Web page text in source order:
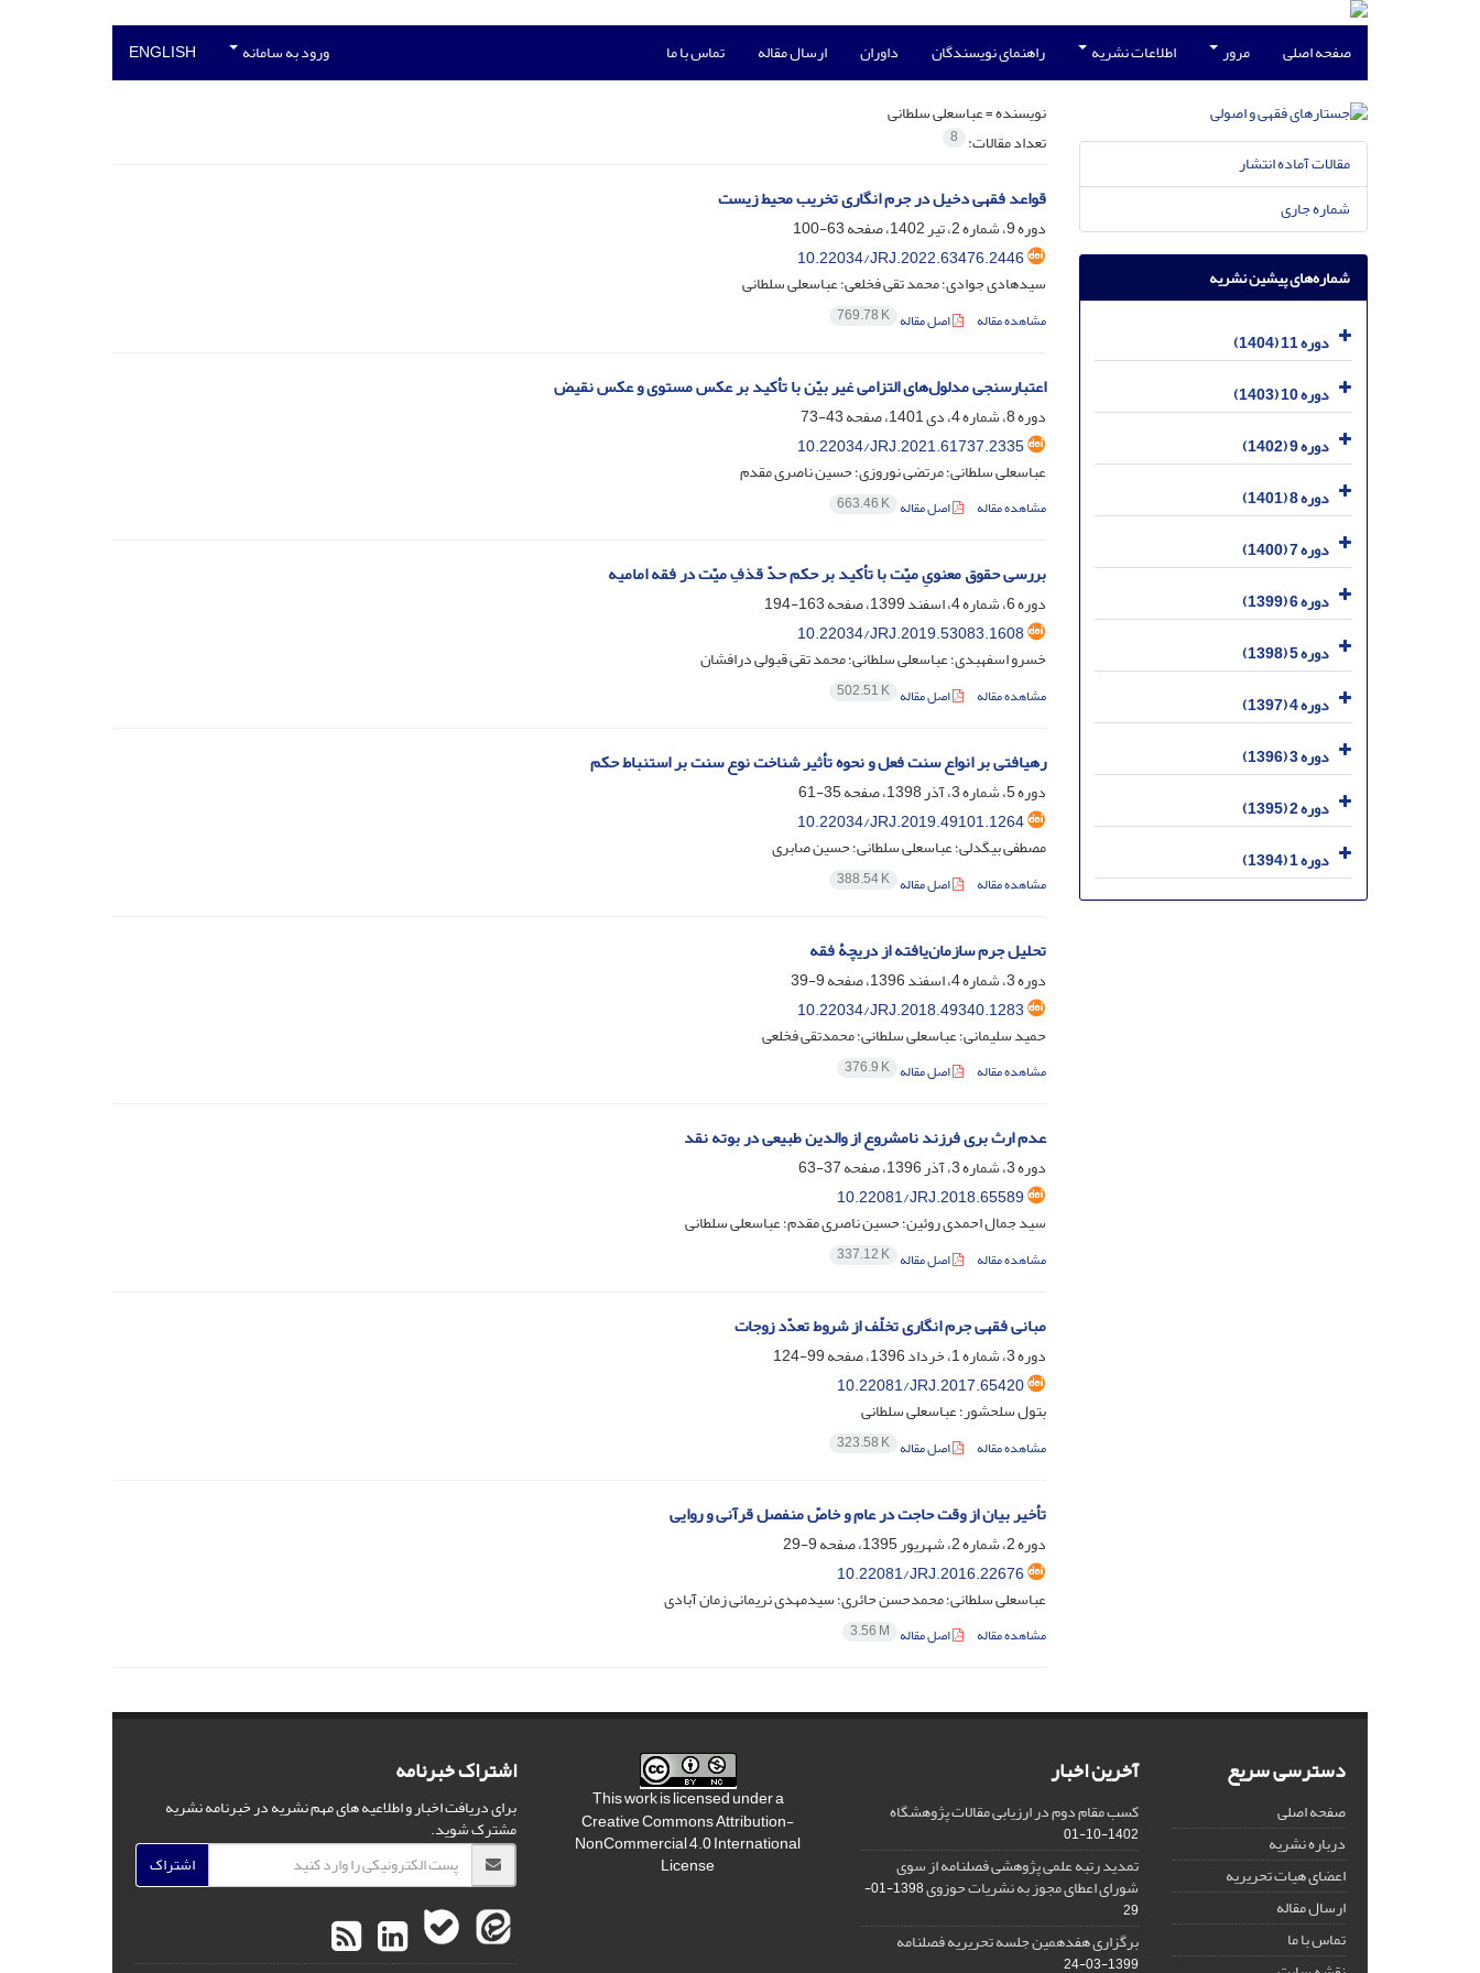
صفحه اصلی مرور اطلاعات نشریه راهنمای نویسندگان داوران ارسال مقاله تماس با ما ورود به سامانه ENGLISH
نویسنده =عباسعلی سلطانی
تعداد مقالات: 8
قواعد فقهی دخیل در جرم انگاری تخریب محیط زیست
دوره 9، شماره 2، تیر 1402، صفحه
63-100
10.22034/JRJ.2022.63476.2446
سیدهادی جوادی؛ محمد تقی فخلعی؛ عباسعلی سلطانی
مشاهده مقاله اصل مقاله 769.78 K
اعتبارسنجی مدلول‌های التزامی غیر بیّن با تأکید بر عکس مستوی و عکس نقیض
دوره 8، شماره 4، دی 1401، صفحه
43-73
10.22034/JRJ.2021.61737.2335
عباسعلی سلطانی؛ مرتضی نوروزی؛ حسین ناصری مقدم
مشاهده مقاله اصل مقاله 663.46 K
بررسی حقوق معنویِ میّت با تأکید بر حکم حدّ قذفِ میّت در فقه امامیه
دوره 6، شماره 4، اسفند 1399، صفحه
163-194
10.22034/JRJ.2019.53083.1608
خسرو اسفهبدی؛ عباسعلی سلطانی؛ محمد تقی قبولی درافشان
مشاهده مقاله اصل مقاله 502.51 K
رهیافتی بر انواع سنت فعل و نحوه تأثیر شناخت نوع سنت بر استنباط حکم
دوره 5، شماره 3، آذر 1398، صفحه
35-61
10.22034/JRJ.2019.49101.1264
مصطفی بیگدلی؛ عباسعلی سلطانی؛ حسین صابری
مشاهده مقاله اصل مقاله 388.54 K
تحلیل جرم سازمان‌یافته از دریچۀ فقه
دوره 3، شماره 4، اسفند 1396، صفحه
9-39
10.22034/JRJ.2018.49340.1283
حمید سلیمانی؛ عباسعلی سلطانی؛ محمدتقی فخلعی
مشاهده مقاله اصل مقاله 376.9 K
عدم ارث بری فرزند نامشروع از والدین طبیعی در بوته نقد
دوره 3، شماره 3، آذر 1396، صفحه
37-63
10.22081/JRJ.2018.65589
سید جمال احمدی روئین؛ حسین ناصری مقدم؛ عباسعلی سلطانی
مشاهده مقاله اصل مقاله 337.12 K
مبانی فقهی جرم انگاری تخلّف از شروط تعدّد زوجات
دوره 3، شماره 1، خرداد 1396، صفحه
99-124
10.22081/JRJ.2017.65420
بتول سلحشور؛ عباسعلی سلطانی
مشاهده مقاله اصل مقاله 323.58 K
تأخیر بیان از وقت حاجت در عام و خاصّ منفصل قرآنی و روایی
دوره 2، شماره 2، شهریور 1395، صفحه
9-29
10.22081/JRJ.2016.22676
عباسعلی سلطانی؛ محمدحسن حائری؛ سیدمهدی نریمانی زمان آبادی
مشاهده مقاله اصل مقاله 3.56 M
مقالات آماده انتشار
شماره جاری
شماره‌های پیشین نشریه
دوره 11 (1404)
دوره 10 (1403)
دوره 9 (1402)
دوره 8 (1401)
دوره 7 (1400)
دوره 6 (1399)
دوره 5 (1398)
دوره 4 (1397)
دوره 3 (1396)
دوره 2 (1395)
دوره 1 (1394)
دسترسی سریع
صفحه اصلی
درباره نشریه
اعضای هیات تحریریه
ارسال مقاله
تماس با ما
آخرین اخبار
کسب مقام دوم در ارزیابی مقالات پژوهشگاه
1402-10-01
تمدید رتبه علمی پژوهشی فصلنامه از سوی
شورای اعطای مجوز به نشریات حوزوی
1398-01-
29
برگزاری هفدهمین جلسه تحریریه فصلنامه
1399-03-24
This work is licensed under a
Creative Commons Attribution-
NonCommercial 4.0 International
License
اشتراک خبرنامه
برای دریافت اخبار و اطلاعیه های مهم نشریه در خبرنامه نشریه
مشترک شوید.
اشتراک